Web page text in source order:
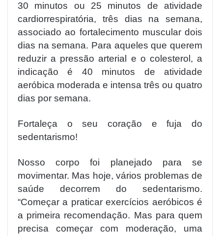
30 minutos ou 25 minutos de atividade
cardiorrespiratória, três dias na semana,
associado ao fortalecimento muscular dois
dias na semana. Para aqueles que querem
reduzir a pressão arterial e o colesterol, a
indicação é 40 minutos de atividade
aeróbica moderada e intensa três ou quatro
dias por semana.
Fortaleça o seu coração e fuja do
sedentarismo!
Nosso corpo foi planejado para se
movimentar. Mas hoje, vários problemas de
saúde decorrem do sedentarismo.
“Começar a praticar exercícios aeróbicos é
a primeira recomendação. Mas para quem
precisa começar com moderação, uma